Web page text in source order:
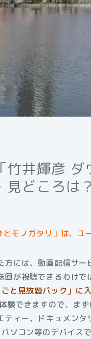
竹井輝彦
見どころは
とモノガタリ」は、ユ
方には、動画配信サ
が視聴できるわけで
と見放題パック」に
験できますので、ま
ティー、ドキュメン
ソコン等のデバイス